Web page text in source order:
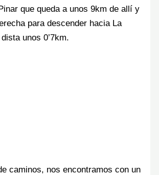
que queda a unos 9km de allí y
para descender hacia La
unos 0’7km.
caminos, nos encontramos con un